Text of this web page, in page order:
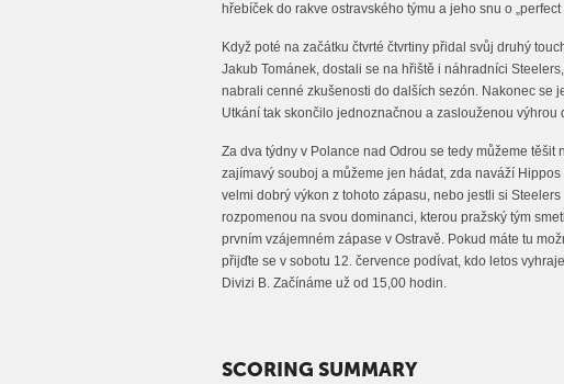
hřebíček do rakve ostravského týmu a jeho snu o „perfect
Když poté na začátku čtvrté čtvrtiny přidal svůj druhý
Jakub Tománek, dostali se na hřiště i náhradníci
nabrali cenné zkušenosti do dalších sezón. Nakonec se
Utkání tak skončilo jednoznačnou a zaslouženou výhrou
Za dva týdny v Polance nad Odrou se tedy můžeme těšit
zajímavý souboj a můžeme jen hádat, zda naváží Hippos
velmi dobrý výkon z tohoto zápasu, nebo jestli si Steelers
rozpomenou na svou dominanci, kterou pražský tým
prvním vzájemném zápase v Ostravě. Pokud máte tu
přijďte se v sobotu 12. července podívat, kdo letos
Divizi B. Začínáme už od 15,00 hodin.
SCORING SUMMARY